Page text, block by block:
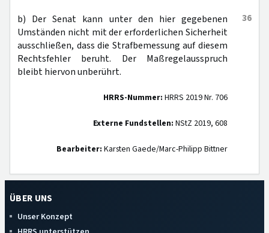
36
b) Der Senat kann unter den hier gegebenen
Umständen nicht mit der erforderlichen Sicherheit
ausschließen, dass die Strafbemessung auf diesem
Rechtsfehler beruht. Der Maßregelausspruch
bleibt hiervon unberührt.
HRRS-Nummer: HRRS 2019 Nr. 706
Externe Fundstellen: NStZ 2019, 608
Bearbeiter: Karsten Gaede/Marc-Philipp Bittner
ÜBER UNS
Unser Konzept